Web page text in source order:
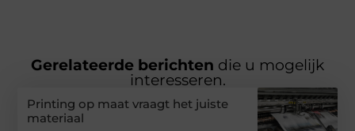
Gerelateerde berichten die u mogelijk
interesseren.
Printing op maat vraagt het juiste
materiaal